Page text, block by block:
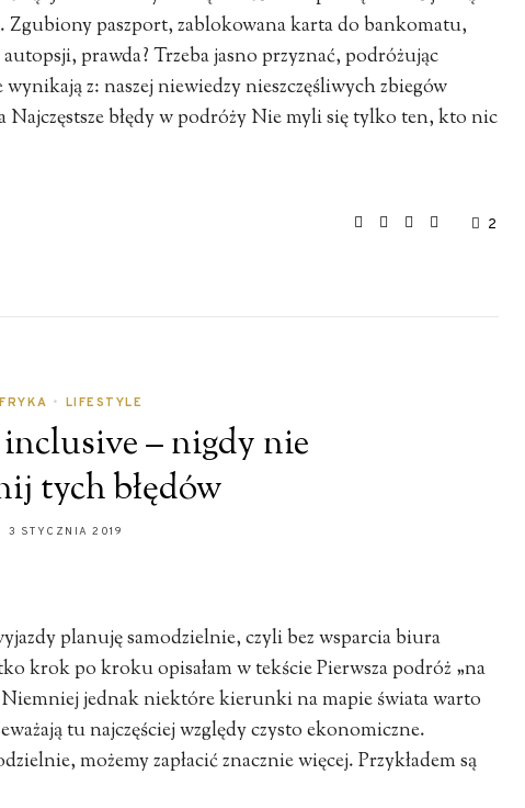
Zgubiony paszport, zablokowana karta do bankomatu,
prawda? Trzeba jasno przyznać, podróżując
z: naszej niewiedzy nieszczęśliwych zbiegów
błędy w podróży Nie myli się tylko ten, kto nic
2
• LIFESTYLE
– nigdy nie
tych błędów
3 STYCZNIA 2019
planuję samodzielnie, czyli bez wsparcia biura
krok po kroku opisałam w tekście Pierwsza podróż „na
Niemniej jednak niektóre kierunki na mapie świata warto
tu najczęściej względy czysto ekonomiczne.
możemy zapłacić znacznie więcej. Przykładem są